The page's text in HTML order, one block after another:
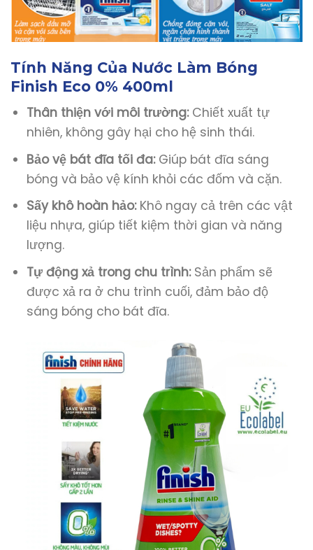
Tính Năng Của Nước Làm Bóng
Finish Eco 0% 400ml
Thân thiện với môi trường:Chiết xuất tự
nhiên, không gây hại cho hệ sinh thái.
Bảo vệ bát đĩa tối đa:Giúp bát đĩa sáng
bóng và bảo vệ kính khỏi các đốm và cặn.
Sấy khô hoàn hảo:Khô ngay cả trên các vật
liệu nhựa, giúp tiết kiệm thời gian và năng
lượng.
Tự động xả trong chu trình:Sản phẩm sẽ
được xả ra ở chu trình cuối, đảm bảo độ
sáng bóng cho bát đĩa.